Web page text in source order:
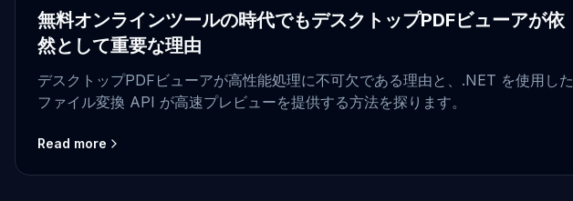
無料オンラインツールの時代でもデスクトップPDFビューアが依
然として重要な理由
デスクトップPDFビューアが高性能処理に不可欠である理由と、.NET を使用した
ファイル変換 API が高速プレビューを提供する方法を探ります。
Read more